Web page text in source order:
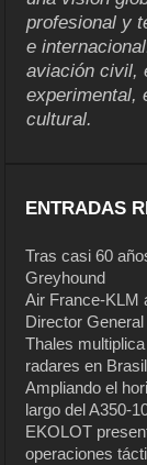
profesional y
e
aviación civil,
experimental,
cultural.
ENTRADAS
Tras casi 60
Greyhound
Air France-KLM
Director
Thales
radares en Brasil
Ampliando el
largo del A350-
EKOLOT
operaciones